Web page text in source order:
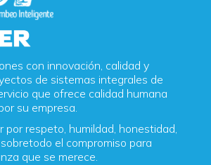
con innovación, calidad y
de sistemas integrales de
que ofrece calidad humana
su empresa.
por respeto, humildad, honestidad,
el compromiso para
que se merece.